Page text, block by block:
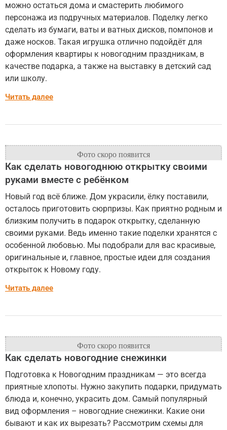
можно остаться дома и смастерить любимого
персонажа из подручных материалов. Поделку легко
сделать из бумаги, ваты и ватных дисков, помпонов и
даже носков. Такая игрушка отлично подойдёт для
оформления квартиры к новогодним праздникам, в
качестве подарка, а также на выставку в детский сад
или школу.
Читать далее
Как сделать новогоднюю открытку своими
руками вместе с ребёнком
Новый год всё ближе. Дом украсили, ёлку поставили,
осталось приготовить сюрпризы. Как приятно родным и
близким получить в подарок открытку, сделанную
своими руками. Ведь именно такие поделки хранятся с
особенной любовью. Мы подобрали для вас красивые,
оригинальные и, главное, простые идеи для создания
открыток к Новому году.
Читать далее
Как сделать новогодние снежинки
Подготовка к Новогодним праздникам — это всегда
приятные хлопоты. Нужно закупить подарки, придумать
блюда и, конечно, украсить дом. Самый популярный
вид оформления – новогодние снежинки. Какие они
бывают и как их вырезать? Рассмотрим схемы для